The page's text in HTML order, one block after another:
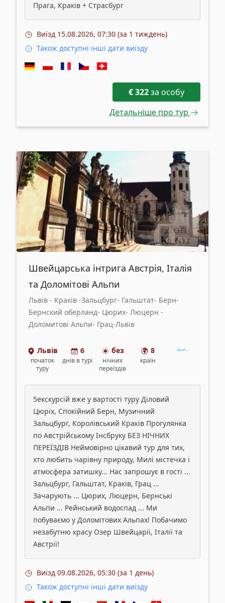
Прага, Краків + Страсбург
Виїзд 15.08.2026, 07:30 (за 1 тиждень)
Також доступні інші дати виїзду
€322за особу
Детальніше про тур
Швейцарська інтрига Австрія, Італія
та Доломітові Альпи
Львів - Краків -Зальцбург- Гальштат- Берн-
Бернский оберланд- Цюрих- Люцерн -
Доломитові Альпи- Грац-Львів
Львів
початок
туру
6
днів в турі
без
нічних
переїздів
8
країн
5екскурсій вже у вартості туру Діловий
Цюріх, Спокійний Берн, Музичний
Зальцбург, Королівський Краків Прогулянка
по Австрійському Інсбруку БЕЗ НІЧНИХ
ПЕРЕЇЗДІВ Неймовірно цікавий тур для тих,
хто любить чарівну природу, Милі містечка і
атмосфера затишку... Нас запрошує в гості ...
Зальцбург, Гальштат, Краків, Грац ...
Зачарують ... Цюрих, Люцерн, Бернські
Альпи ... Рейнський водоспад ... Ми
побуваємо у Доломітових Альпах! Побачимо
незабутню красу Озер Швейцарії, Італії та
Австрії!
Виїзд 09.08.2026, 05:30 (за 1 день)
Також доступні інші дати виїзду